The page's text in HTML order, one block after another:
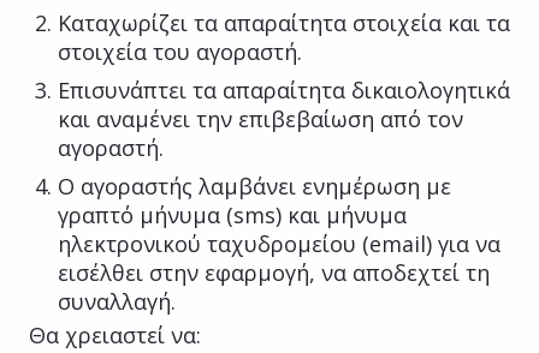
Καταχωρίζει τα απαραίτητα στοιχεία και τα
στοιχεία του αγοραστή.
Επισυνάπτει τα απαραίτητα δικαιολογητικά
και αναμένει την επιβεβαίωση από τον
αγοραστή.
Ο αγοραστής λαμβάνει ενημέρωση με
γραπτό μήνυμα (sms) και μήνυμα
ηλεκτρονικού ταχυδρομείου (email) για να
εισέλθει στην εφαρμογή, να αποδεχτεί τη
συναλλαγή.
Θα χρειαστεί να: